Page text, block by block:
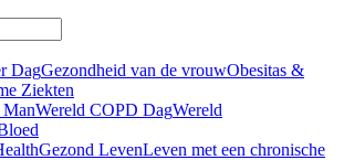
DagGezondheid van de vrouwObesitas &
Ziekten
Wereld COPD DagWereld
Gezond LevenLeven met een chronische